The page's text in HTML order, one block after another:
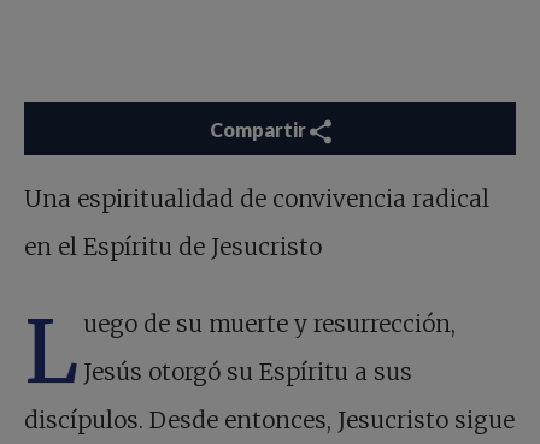
Compartir
Una espiritualidad de convivencia radical
en el Espíritu de Jesucristo
L uego de su muerte y resurrección,
Jesús otorgó su Espíritu a sus
discípulos. Desde entonces, Jesucristo sigue